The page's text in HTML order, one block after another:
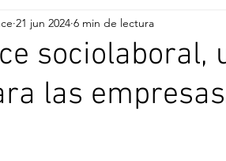
sociolaboral,
las
21 jun 2024 6 min de lectura